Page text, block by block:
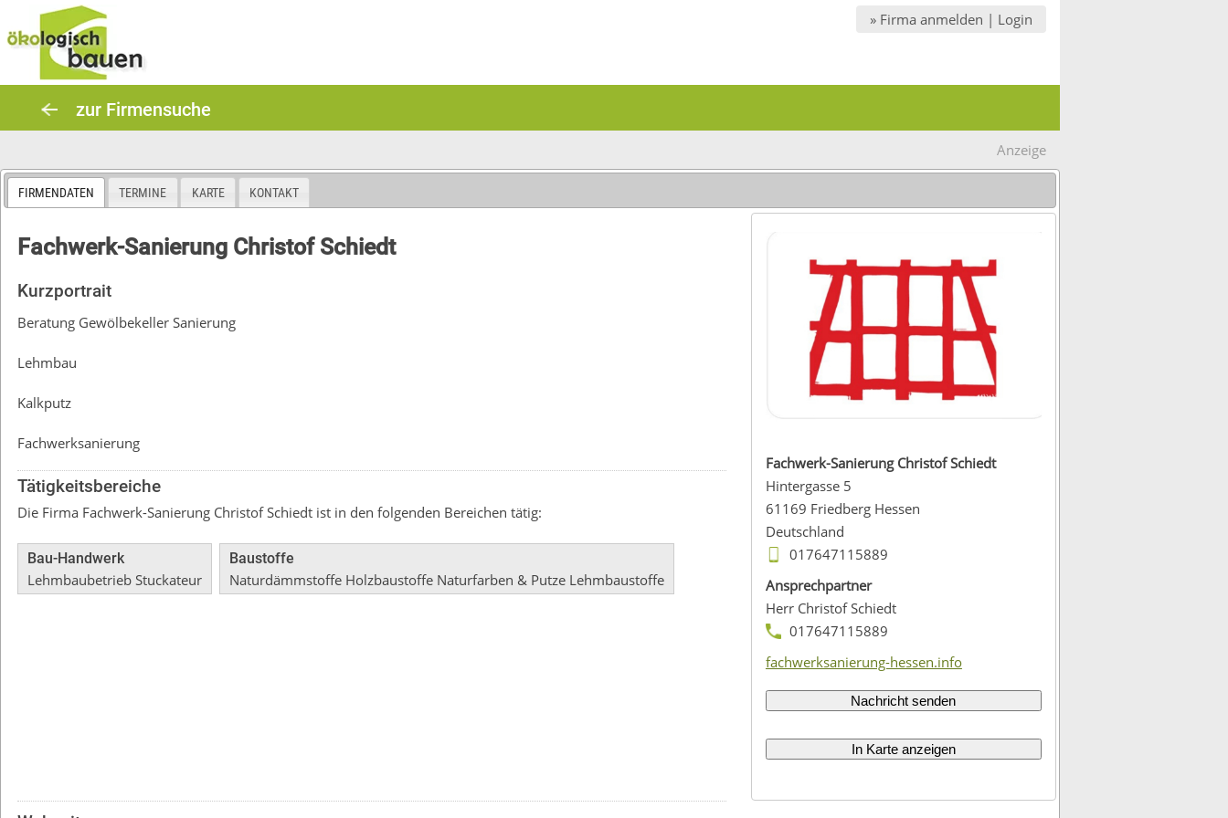
to
content
» Firma anmelden | Login
zur Firmensuche
Anzeige
FIRMENDATEN TERMINE KARTE KONTAKT
Fachwerk-Sanierung Christof Schiedt
Hintergasse 5
61169 Friedberg Hessen
Deutschland
017647115889
Ansprechpartner
Herr Christof Schiedt
017647115889
fachwerksanierung-hessen.info
Nachricht senden
In Karte anzeigen
Fachwerk-Sanierung Christof Schiedt
Kurzportrait
Beratung Gewölbekeller Sanierung
Lehmbau
Kalkputz
Fachwerksanierung
Tätigkeitsbereiche
Die Firma Fachwerk-Sanierung Christof Schiedt ist in den folgenden Bereichen tätig:
Bau-Handwerk
Lehmbaubetrieb Stuckateur
Baustoffe
Naturdämmstoffe Holzbaustoffe Naturfarben & Putze Lehmbaustoffe